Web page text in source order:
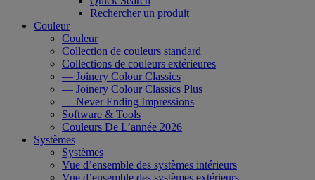
Rechercher un produit
Couleur
Couleur
Collection de couleurs standard
Collections de couleurs extérieures
— Joinery Colour Classics
— Joinery Colour Classics Plus
— Never Ending Impressions
Software & Tools
Couleurs De L’année 2026
Systèmes
Systèmes
Vue d’ensemble des systèmes intérieurs
Vue d’ensemble des systèmes extérieurs